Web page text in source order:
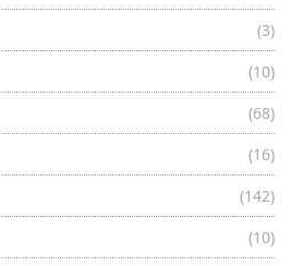
(3)
(10)
(68)
(16)
(142)
(10)